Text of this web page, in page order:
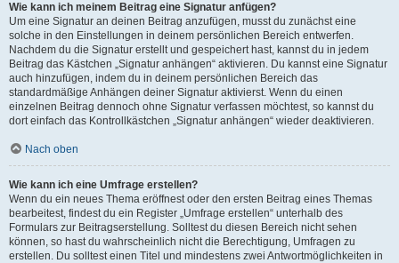
Wie kann ich meinem Beitrag eine Signatur anfügen?
Um eine Signatur an deinen Beitrag anzufügen, musst du zunächst eine
solche in den Einstellungen in deinem persönlichen Bereich entwerfen.
Nachdem du die Signatur erstellt und gespeichert hast, kannst du in jedem
Beitrag das Kästchen „Signatur anhängen“ aktivieren. Du kannst eine Signatur
auch hinzufügen, indem du in deinem persönlichen Bereich das
standardmäßige Anhängen deiner Signatur aktivierst. Wenn du einen
einzelnen Beitrag dennoch ohne Signatur verfassen möchtest, so kannst du
dort einfach das Kontrollkästchen „Signatur anhängen“ wieder deaktivieren.
Nach oben
Wie kann ich eine Umfrage erstellen?
Wenn du ein neues Thema eröffnest oder den ersten Beitrag eines Themas
bearbeitest, findest du ein Register „Umfrage erstellen“ unterhalb des
Formulars zur Beitragserstellung. Solltest du diesen Bereich nicht sehen
können, so hast du wahrscheinlich nicht die Berechtigung, Umfragen zu
erstellen. Du solltest einen Titel und mindestens zwei Antwortmöglichkeiten in